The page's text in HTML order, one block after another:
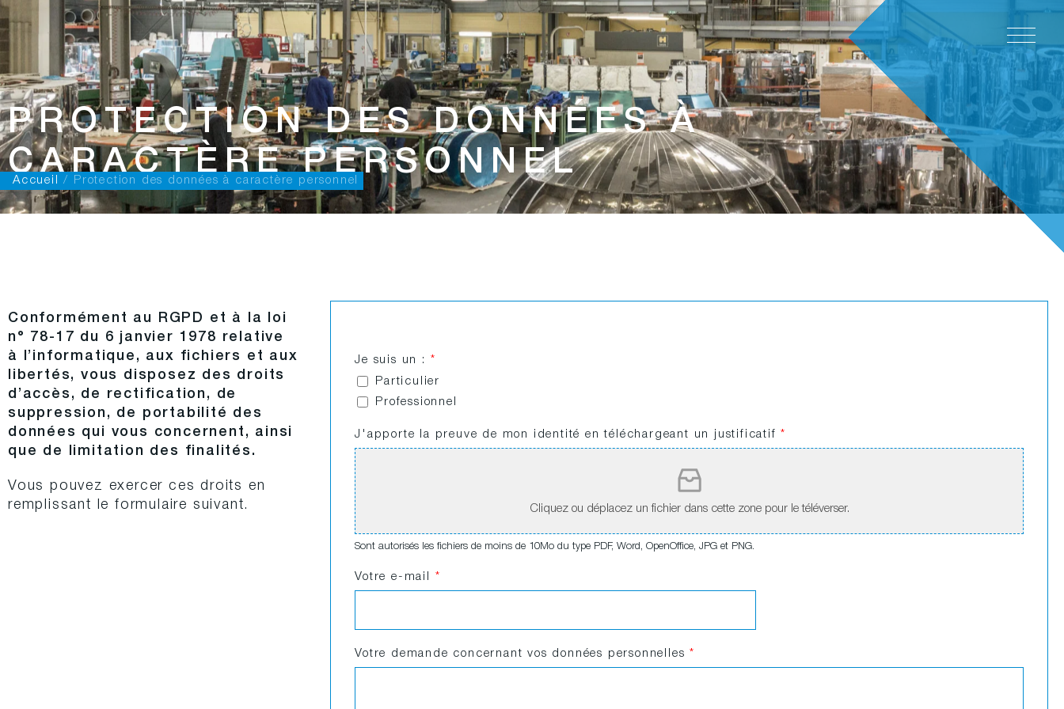
FR
PROTECTION DES DONNÉES À
CARACTÈRE PERSONNEL
Accueil / Protection des données à caractère personnel
Conformément au RGPD et à la loi
n° 78-17 du 6 janvier 1978 relative
à l’informatique, aux fichiers et aux
libertés, vous disposez des droits
d’accès, de rectification, de
suppression, de portabilité des
données qui vous concernent, ainsi
que de limitation des finalités.
Vous pouvez exercer ces droits en
remplissant le formulaire suivant.
Je suis un :
*
Particulier
Professionnel
u
V
o
t
r
e
l
J'apporte la preuve de mon identité en téléchargeant un justificatif *
Cliquez ou déplacez un fichier dans cette zone pour le téléverser.
Sont autorisés les fichiers de moins de 10Mo du type PDF, Word, OpenOffice, JPG et PNG.
Votre e-mail *
Votre demande concernant vos données personnelles *